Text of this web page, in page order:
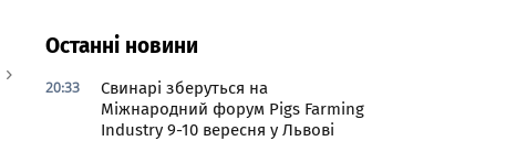
Останні новини
20:33
Свинарі зберуться на
Міжнародний форум Pigs Farming
Industry 9-10 вересня у Львові